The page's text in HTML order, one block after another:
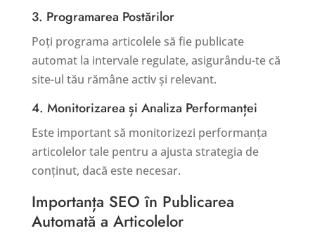
3. Programarea Postărilor
Poți programa articolele să fie publicate
automat la intervale regulate, asigurându-te că
site-ul tău rămâne activ și relevant.
4. Monitorizarea și Analiza Performanței
Este important să monitorizezi performanța
articolelor tale pentru a ajusta strategia de
conținut, dacă este necesar.
Importanța SEO în Publicarea
Automată a Articolelor